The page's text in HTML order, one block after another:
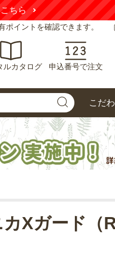
ちら
イントを確認できます。
ルカタログ 申込番号で注文
こだ
Xガード（